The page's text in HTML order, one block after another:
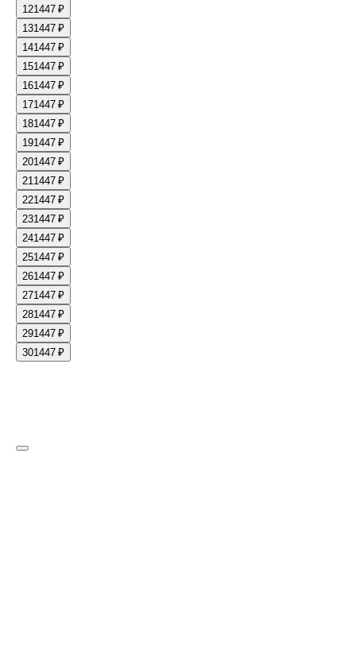
121447 ₽
131447 ₽
141447 ₽
151447 ₽
161447 ₽
171447 ₽
181447 ₽
191447 ₽
201447 ₽
211447 ₽
221447 ₽
231447 ₽
241447 ₽
251447 ₽
261447 ₽
271447 ₽
281447 ₽
291447 ₽
301447 ₽